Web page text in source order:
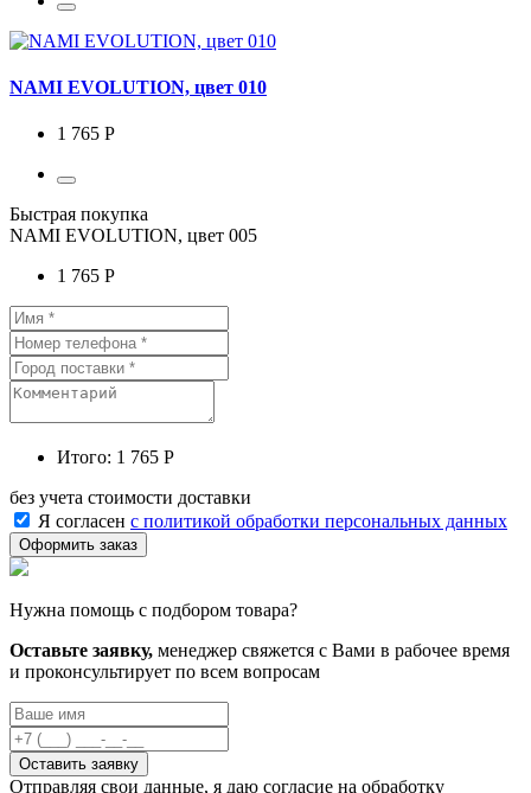
NAMI EVOLUTION, цвет 010
1 765 Р
Быстрая покупка
NAMI EVOLUTION, цвет 005
1 765 Р
Итого: 1 765 Р
без учета стоимости доставки
Я согласен с политикой обработки персональных данных
Нужна помощь с подбором товара?
Оставьте заявку, менеджер свяжется с Вами в рабочее время
и проконсультирует по всем вопросам
Оставить заявку
Отправляя свои данные, я даю согласие на обработку